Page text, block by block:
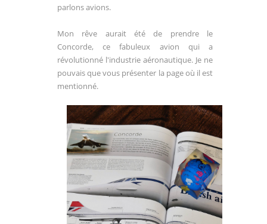
parlons avions.
Mon rêve aurait été de prendre le
Concorde, ce fabuleux avion qui a
révolutionné l'industrie aéronautique. Je ne
pouvais que vous présenter la page où il est
mentionné.